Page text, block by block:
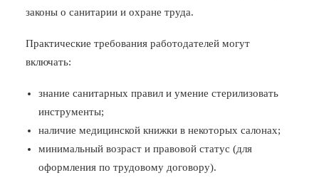
законы о санитарии и охране труда.
Практические требования работодателей могут
включать:
знание санитарных правил и умение стерилизовать
инструменты;
наличие медицинской книжки в некоторых салонах;
минимальный возраст и правовой статус (для
оформления по трудовому договору).